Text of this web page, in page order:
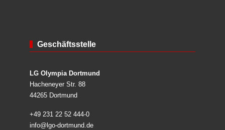
Geschäftsstelle
LG Olympia Dortmund
Hacheneyer Str. 88
44265 Dortmund
+49 231 22 52 444-0
info@lgo-dortmund.de